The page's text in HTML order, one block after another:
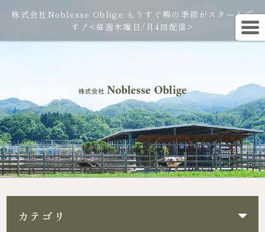
株式会社Noblesse Oblige もうすぐ鴨の季節がスタートで
す！<毎週木曜日/月4回配信>
カテゴリ